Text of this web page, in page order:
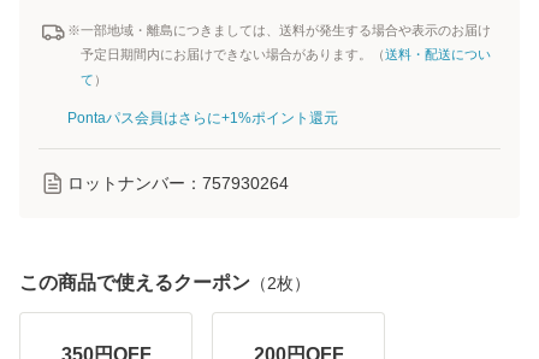
※一部地域・離島につきましては、送料が発生する場合や表示のお届け
予定日期間内にお届けできない場合があります。（送料・配送につい
て ）
Pontaパス会員はさらに+1%ポイント還元
ロットナンバー： 757930264
この商品で使えるクーポン （2枚）
350円OFF 200円OFF